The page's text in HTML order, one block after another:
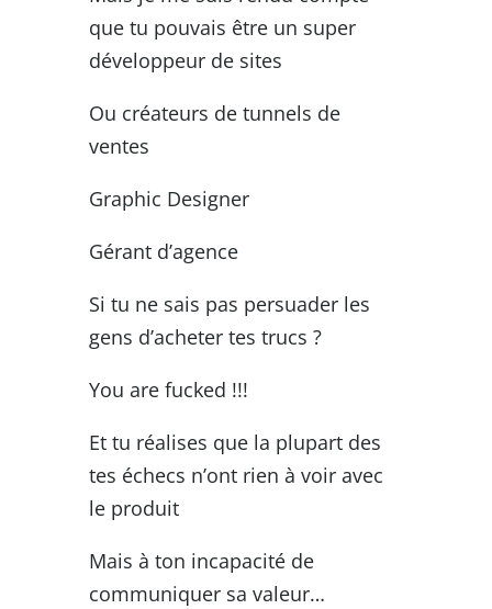
que tu pouvais être un super
développeur de sites
Ou créateurs de tunnels de
ventes
Graphic Designer
Gérant d’agence
Si tu ne sais pas persuader les
gens d’acheter tes trucs ?
You are fucked !!!
Et tu réalises que la plupart des
tes échecs n’ont rien à voir avec
le produit
Mais à ton incapacité de
communiquer sa valeur…